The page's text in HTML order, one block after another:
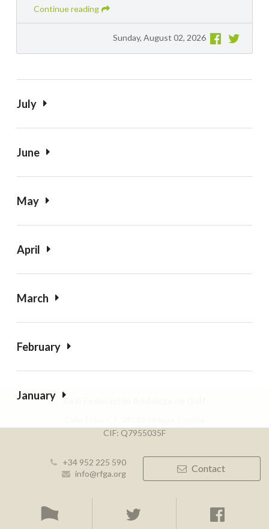
Continue reading
Sunday, August 02, 2026
July
June
May
April
March
February
January Real Federación Andaluza de Golf
CIF: Q7955035F
+34 952 225 590
info@rfga.org
Contact